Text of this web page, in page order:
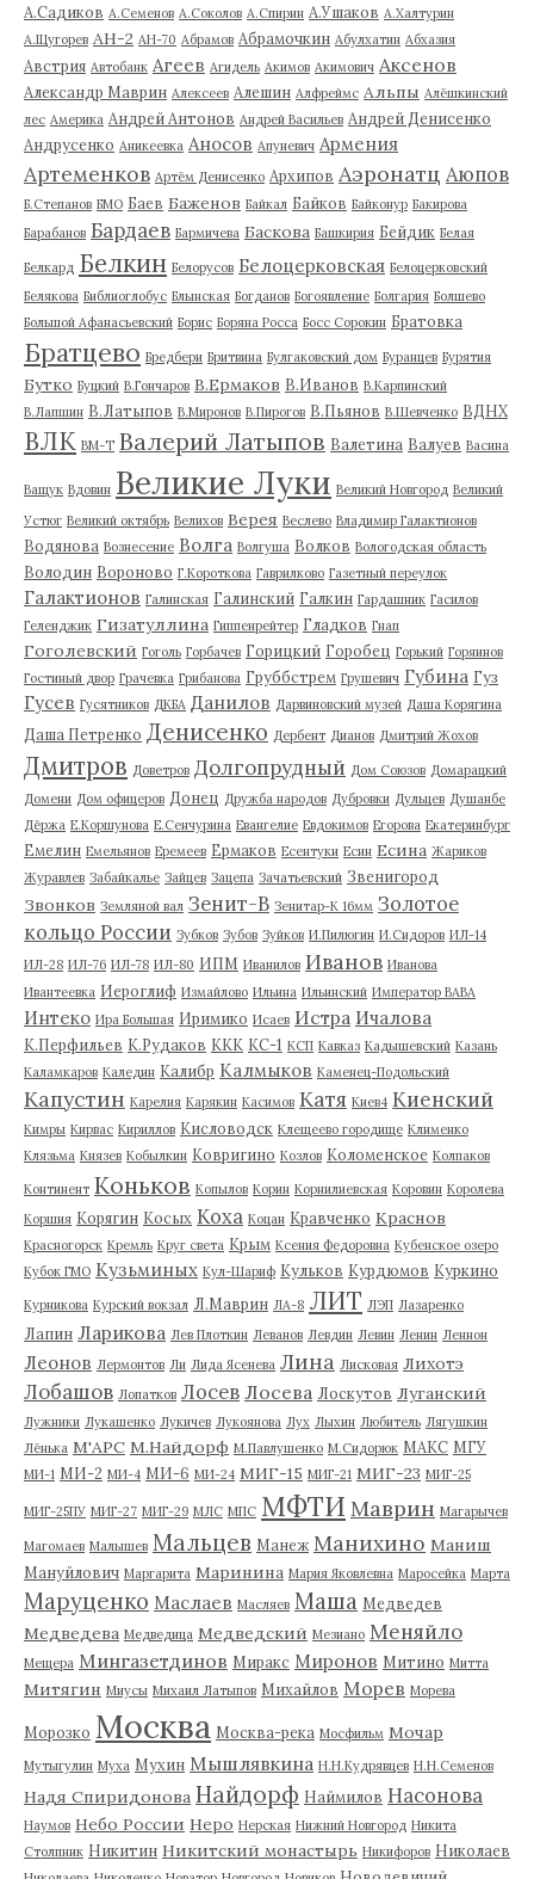
А.Садиков А.Семенов А.Соколов А.Спирин А.Ушаков А.Халтурин
А.Щугорев АН-2 АН-70 Абрамов Абрамочкин Абулхатин Абхазия
Австрия Автобанк Агеев Агидель Акимов Акимович Аксенов
Александр Маврин Алексеев Алешин Алфреймс Альпы Алёшкинский
лес Америка Андрей Антонов Андрей Васильев Андрей Денисенко
Андрусенко Аникеевка Аносов Апуневич Армения
Артеменков Артём Денисенко Архипов Аэронатц Аюпов
Б.Степанов БМО Баев Баженов Байкал Байков Байконур Бакирова
Барабанов Бардаев Бармичева Баскова Башкирия Бейдик Белая
Белкард Белкин Белорусов Белоцерковская Белоцерковский
Белякова Библиоглобус Блынская Богданов Богоявление Болгария Болшево
Большой Афанасьевский Борис Боряна Росса Босс Сорокин Братовка
Братцево Бредбери Бритвина Булгаковский дом Буранцев Бурятия
Бутко Буцкий В.Гончаров В.Ермаков В.Иванов В.Карпинский
В.Лапшин В.Латыпов В.Миронов В.Пирогов В.Пьянов В.Шевченко ВДНХ
ВЛК ВМ-Т Валерий Латыпов Валетина Валуев Васина
Ващук Вдовин Великие Луки Великий Новгород Великий
Устюг Великий октябрь Велихов Верея Веслево Владимир Галактионов
Водянова Вознесение Волга Волгуша Волков Вологодская область
Володин Вороново Г.Короткова Гаврилково Газетный переулок
Галактионов Галинская Галинский Галкин Гардашник Гасилов
Геленджик Гизатуллина Гиппенрейтер Гладков Гнап
Гоголевский Гоголь Горбачев Горицкий Горобец Горький Горяинов
Гостиный двор Грачевка Грибанова Груббстрем Грушевич Губина Гуз
Гусев Гусятников ДКБА Данилов Дарвиновский музей Даша Корягина
Даша Петренко Денисенко Дербент Дианов Дмитрий Жохов
Дмитров Доветров Долгопрудный Дом Союзов Домарацкий
Домени Дом офицеров Донец Дружба народов Дубровки Дульцев Душанбе
Дёржа Е.Коршунова Е.Сенчурина Евангелие Евдокимов Егорова Екатеринбург
Емелин Емельянов Еремеев Ермаков Есентуки Есин Есина Жариков
Журавлев Забайкалье Зайцев Зацепа Зачатьевский Звенигород
Звонков Земляной вал Зенит-В Зенитар-К 16мм Золотое
кольцо России Зубков Зубов Зуйков И.Пилюгин И.Сидоров ИЛ-14
ИЛ-28 ИЛ-76 ИЛ-78 ИЛ-80 ИПМ Иванилов Иванов Иванова
Ивантеевка Иероглиф Измайлово Ильина Ильинский Император ВАВА
Интеко Ира Большая Иримико Исаев Истра Ичалова
К.Перфильев К.Рудаков ККК КС-1 КСП Кавказ Кадышевский Казань
Каламкаров Каледин Калибр Калмыков Каменец-Подольский
Капустин Карелия Карякин Касимов Катя Киев4 Киенский
Кимры Кирвас Кириллов Кисловодск Клещеево городище Клименко
Клязьма Князев Кобылкин Ковригино Козлов Коломенское Колпаков
Континент Коньков Копылов Корин Корнилиевская Коровин Королева
Коршия Корягин Косых Коха Коцан Кравченко Краснов
Красногорск Кремль Круг света Крым Ксения Федоровна Кубенское озеро
Кубок ГМО Кузьминых Кул-Шариф Кульков Курдюмов Куркино
Курникова Курский вокзал Л.Маврин ЛА-8 ЛИТ ЛЭП Лазаренко
Лапин Ларикова Лев Плоткин Леванов Левдин Левин Ленин Леннон
Леонов Лермонтов Ли Лида Ясенева Лина Лисковая Лихотэ
Лобашов Лопатков Лосев Лосева Лоскутов Луганский
Лужники Лукашенко Лукичев Лукоянова Лух Лыхин Любитель Лягушкин
Лёнька М'АРС М.Найдорф М.Павлушенко М.Сидорюк МАКС МГУ
МИ-1 МИ-2 МИ-4 МИ-6 МИ-24 МИГ-15 МИГ-21 МИГ-23 МИГ-25
МИГ-25ПУ МИГ-27 МИГ-29 МЛС МПС МФТИ Маврин Магарычев
Магомаев Малышев Мальцев Манеж Манихино Маниш
Мануйлович Маргарита Маринина Мария Яковлевна Маросейка Марта
Маруценко Маслаев Масляев Маша Медведев
Медведева Медведица Медведский Мезиано Меняйло
Мещера Мингазетдинов Миракс Миронов Митино Митта
Митягин Миусы Михаил Латыпов Михайлов Морев Морева
Морозко Москва Москва-река Мосфильм Мочар
Мутыгулин Муха Мухин Мышлявкина Н.Н.Кудрявцев Н.Н.Семенов
Надя Спиридонова Найдорф Наймилов Насонова
Наумов Небо России Неро Нерская Нижний Новгород Никита
Столпник Никитин Никитский монастырь Никифоров Николаев